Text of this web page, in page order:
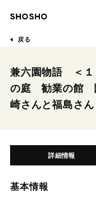
戻る
兼六園物語 ＜
の庭 勧業の館
崎さんと福島さん
詳細情報
基本情報